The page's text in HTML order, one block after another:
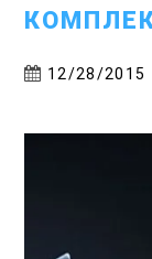
12/28/2015